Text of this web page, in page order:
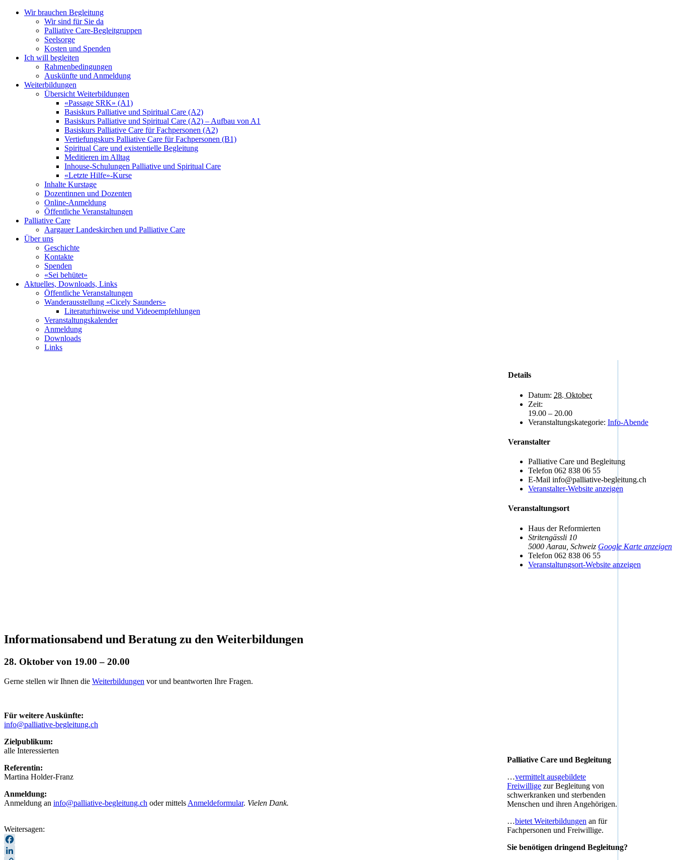
Wir brauchen Begleitung
Wir sind für Sie da
Palliative Care-Begleitgruppen
Seelsorge
Kosten und Spenden
Ich will begleiten
Rahmenbedingungen
Auskünfte und Anmeldung
Weiterbildungen
Übersicht Weiterbildungen
«Passage SRK» (A1)
Basiskurs Palliative und Spiritual Care (A2)
Basiskurs Palliative und Spiritual Care (A2) – Aufbau von A1
Basiskurs Palliative Care für Fachpersonen (A2)
Vertiefungskurs Palliative Care für Fachpersonen (B1)
Spiritual Care und existentielle Begleitung
Meditieren im Alltag
Inhouse-Schulungen Palliative und Spiritual Care
«Letzte Hilfe»-Kurse
Inhalte Kurstage
Dozentinnen und Dozenten
Online-Anmeldung
Öffentliche Veranstaltungen
Palliative Care
Aargauer Landeskirchen und Palliative Care
Über uns
Geschichte
Kontakte
Spenden
«Sei behütet»
Aktuelles, Downloads, Links
Öffentliche Veranstaltungen
Wanderausstellung «Cicely Saunders»
Literaturhinweise und Videoempfehlungen
Veranstaltungskalender
Anmeldung
Downloads
Links
Informationsabend und Beratung zu den Weiterbildungen
28. Oktober von 19.00 – 20.00
Gerne stellen wir Ihnen die Weiterbildungen vor und beantworten Ihre Fragen.
Für weitere Auskünfte:
info@palliative-begleitung.ch
Zielpublikum:
alle Interessierten
Referentin:
Martina Holder-Franz
Anmeldung:
Anmeldung an info@palliative-begleitung.ch oder mittels Anmeldeformular. Vielen Dank.
Weitersagen:
Facebook
Details
Datum: 28. Oktober
Zeit:
19.00 – 20.00
Veranstaltungskategorie: Info-Abende
Veranstalter
Palliative Care und Begleitung
Telefon 062 838 06 55
E-Mail info@palliative-begleitung.ch
Veranstalter-Website anzeigen
Veranstaltungsort
Haus der Reformierten
Stritengässli 10
5000 Aarau Schweiz Google Karte anzeigen
Telefon 062 838 06 55
Veranstaltungsort-Website anzeigen
Palliative Care und Begleitung
…vermittelt ausgebildete
Freiwillige zur Begleitung von
schwerkranken und sterbenden
Menschen und ihren Angehörigen.
…bietet Weiterbildungen an für
Fachpersonen und Freiwillige.
Sie benötigen dringend Begleitung?